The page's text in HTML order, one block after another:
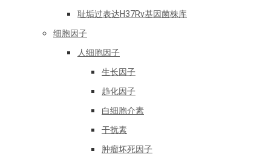
耻垢过表达H37Rv基因菌株库
细胞因子
人细胞因子
生长因子
趋化因子
白细胞介素
干扰素
肿瘤坏死因子